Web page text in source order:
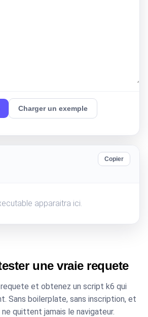
Charger un exemple
Copier
apparaitra ici.
une vraie requete
et obtenez un script k6 qui
Sans boilerplate, sans inscription, et
quittent jamais le navigateur.